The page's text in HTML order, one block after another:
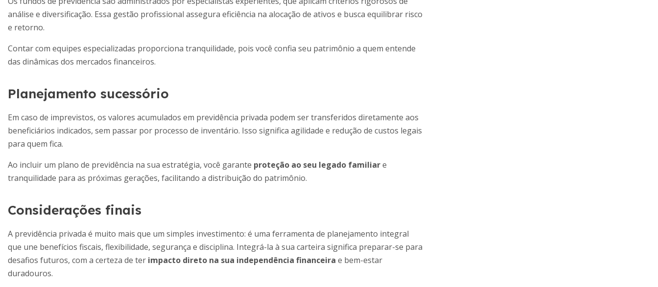
análise e diversificação. Essa gestão profissional assegura eficiência na alocação de ativos e busca equilibrar risco
e retorno.
Contar com equipes especializadas proporciona tranquilidade, pois você confia seu patrimônio a quem entende
das dinâmicas dos mercados financeiros.
Planejamento sucessório
Em caso de imprevistos, os valores acumulados em previdência privada podem ser transferidos diretamente aos
beneficiários indicados, sem passar por processo de inventário. Isso significa agilidade e redução de custos legais
para quem fica.
Ao incluir um plano de previdência na sua estratégia, você garante proteção ao seu legado familiare
tranquilidade para as próximas gerações, facilitando a distribuição do patrimônio.
Considerações finais
A previdência privada é muito mais que um simples investimento: é uma ferramenta de planejamento integral
que une benefícios fiscais, flexibilidade, segurança e disciplina. Integrá-la à sua carteira significa preparar-se para
desafios futuros, com a certeza de ter impacto direto na sua independência financeira e bem-estar
duradouros.